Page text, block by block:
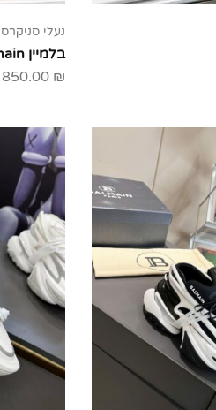
נעלי סניקרס
בלמיין Balmain
850.00 ₪